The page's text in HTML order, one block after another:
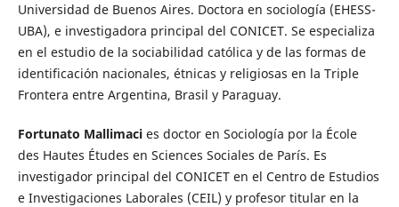
Universidad de Buenos Aires. Doctora en sociología (EHESS-
UBA), e investigadora principal del CONICET. Se especializa
en el estudio de la sociabilidad católica y de las formas de
identificación nacionales, étnicas y religiosas en la Triple
Frontera entre Argentina, Brasil y Paraguay.
Fortunato Mallimaci es doctor en Sociología por la École
des Hautes Études en Sciences Sociales de París. Es
investigador principal del CONICET en el Centro de Estudios
e Investigaciones Laborales (CEIL) y profesor titular en la